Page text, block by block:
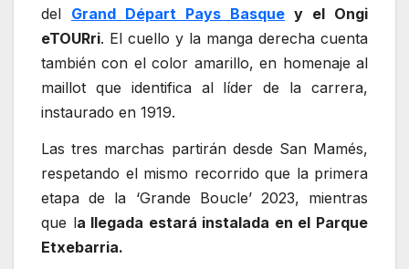
del Grand Départ Pays Basque y el Ongi
eTOURri. El cuello y la manga derecha cuenta
también con el color amarillo, en homenaje al
maillot que identifica al líder de la carrera,
instaurado en 1919.
Las tres marchas partirán desde San Mamés,
respetando el mismo recorrido que la primera
etapa de la ‘Grande Boucle’ 2023, mientras
que la llegada estará instalada en el Parque
Etxebarria.